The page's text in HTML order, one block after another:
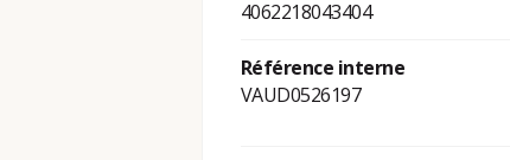
4062218043404
Référence interne
VAUD0526197